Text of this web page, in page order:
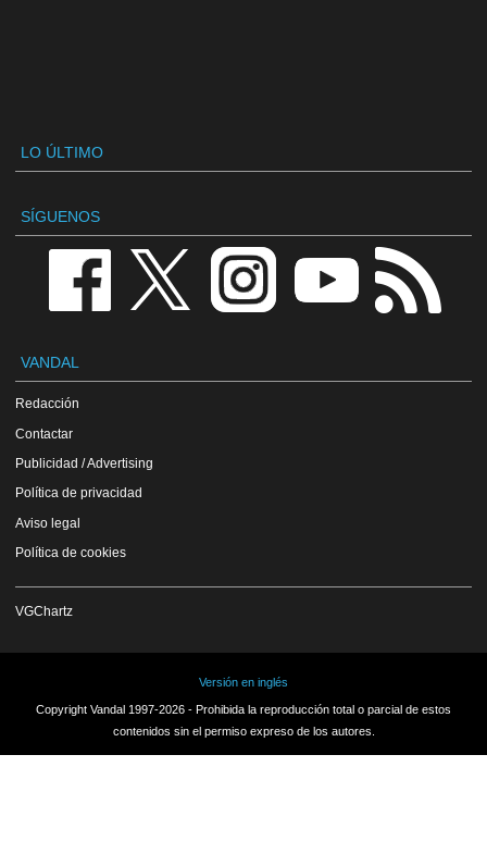
LO ÚLTIMO
SÍGUENOS
VANDAL
Redacción
Contactar
Publicidad / Advertising
Política de privacidad
Aviso legal
Política de cookies
VGChartz
Versión en inglés
Copyright Vandal 1997-2026 - Prohibida la reproducción total o parcial de estos
contenidos sin el permiso expreso de los autores.